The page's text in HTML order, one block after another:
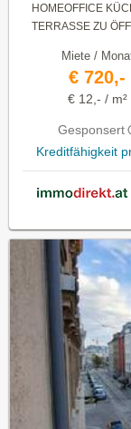
HOMEOFFICE
TERRASSE ZU
Miete /
€ 720,-
€ 12,- / m²
Gesponsert
Kreditfähigkeit